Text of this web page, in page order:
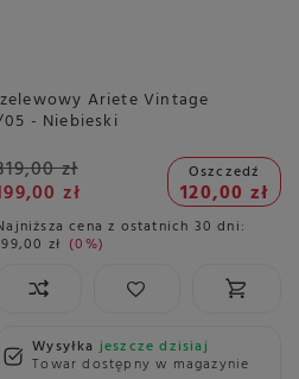
Ariete Vintage
- Niebieski
zł
zł
Oszczedź
120,00 zł
cena z ostatnich 30 dni:
zł 0%
Wysyłkajeszcze dzisiaj
Towar dostępny w magazynie